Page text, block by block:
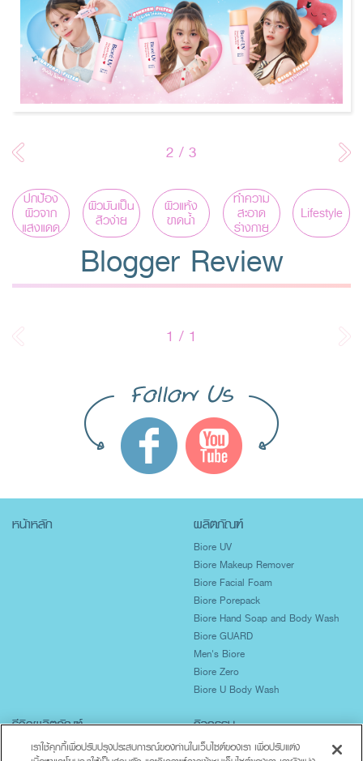
2 / 3
ปกป้อง
ผิวจาก
แสงแดด
ผิวมันเป็น
สิวง่าย
ผิวแห้ง
ขาดน้ำ
ทำความ
สะอาด
ร่างกาย
Lifestyle
Blogger Review
1 / 1
หน้าหลัก ผลิตภัณฑ์
Biore UV
Biore Makeup Remover
Biore Facial Foam
Biore Porepack
Biore Hand Soap and Body Wash
Biore GUARD
Men's Biore
Biore Zero
Biore U Body Wash
รีวิวผลิตภัณฑ์
ปกป้องผิวจากแสงแดด
กิจกรรม
เราใช้คุกกี้เพื่อปรับปรุงประสบการณ์ของท่านในเว็บไซต์ของเรา เพื่อปรับแต่ง